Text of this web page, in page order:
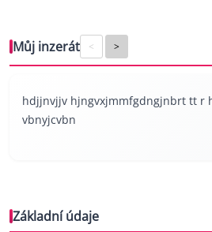
Můj inzerát < >
hdjjnvjjv hjngvxjmmfgdngjnbrt tt r
vbnyjcvbn
Základní údaje